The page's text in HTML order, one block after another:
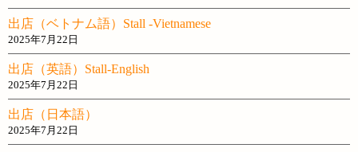
出店（ベトナム語）Stall -Vietnamese
2025年7月22日
出店（英語）Stall-English
2025年7月22日
出店（日本語）
2025年7月22日